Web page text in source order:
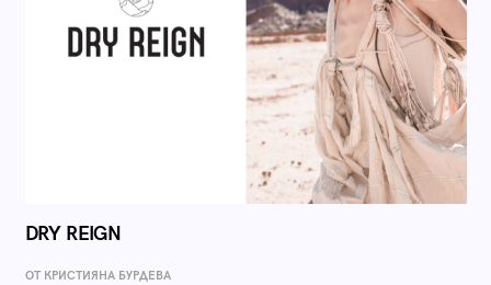
DRY REIGN
ОТ КРИСТИЯНА БУРДЕВА